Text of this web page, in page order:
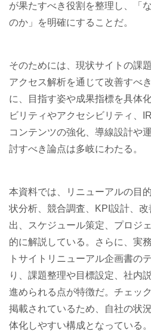
が果たすべき役割を整理し、「
のか」を明確にすることだ。
そのためには、現状サイトの課
アクセス解析を通じて改善すべ
に、目指す姿や成果指標を具体
ビリティやアクセシビリティ、
コンテンツの強化、導線設計や
討すべき論点は多岐にわたる。
本資料では、リニューアルの目
状分析、競合調査、KPI設計、
出、スケジュール策定、プロジ
的に解説している。さらに、実
トサイトリニューアル企画書の
り、課題整理や目標設定、社内
進められる点が特徴だ。チェッ
掲載されているため、自社の状
体化しやすい構成となっている。